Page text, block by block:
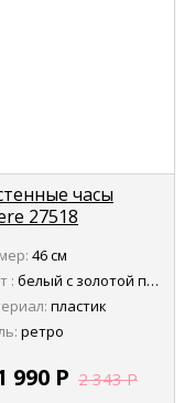
часы
27518
46 см
: белый с золотой патиной
пластик
ретро
990 Р 2 343Р